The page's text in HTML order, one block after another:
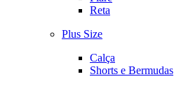
Reta
Plus Size
Calça
Shorts e Bermudas